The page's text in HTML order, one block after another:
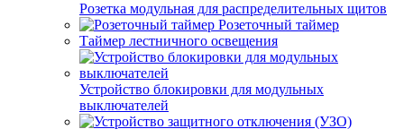
Розетка модульная для распределительных щитов
Розеточный таймер
Таймер лестничного освещения
Устройство блокировки для модульных
выключателей